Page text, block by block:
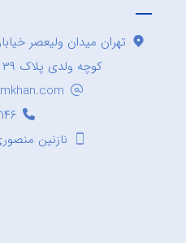
تهران میدان ولیعصر
کوچه ولدی پلاک ۳۹ ساختمان کریم خان
نازنین منصوری